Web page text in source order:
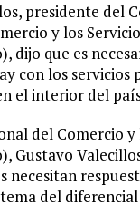
presidente del
y los
dijo que es
con los servicios
el interior del
del Comercio y
Gustavo
necesitan
del